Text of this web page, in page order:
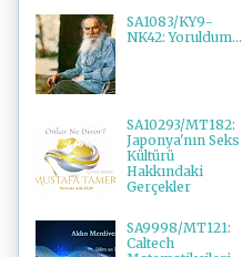
SA1083/KY9-
NK42: Yoruldum...
SA10293/MT182:
Japonya'nın Seks
Kültürü
Hakkındaki
Gerçekler
SA9998/MT121:
Caltech